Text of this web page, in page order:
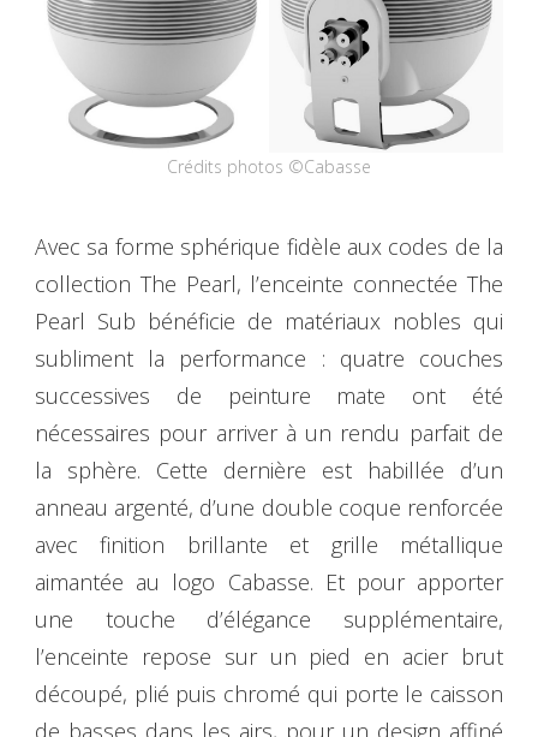
Crédits photos ©Cabasse
Avec sa forme sphérique fidèle aux codes de la
collection The Pearl, l’enceinte connectée The
Pearl Sub bénéficie de matériaux nobles qui
subliment la performance : quatre couches
successives de peinture mate ont été
nécessaires pour arriver à un rendu parfait de
la sphère. Cette dernière est habillée d’un
anneau argenté, d’une double coque renforcée
avec finition brillante et grille métallique
aimantée au logo Cabasse. Et pour apporter
une touche d’élégance supplémentaire,
l’enceinte repose sur un pied en acier brut
découpé, plié puis chromé qui porte le caisson
de basses dans les airs, pour un design affiné